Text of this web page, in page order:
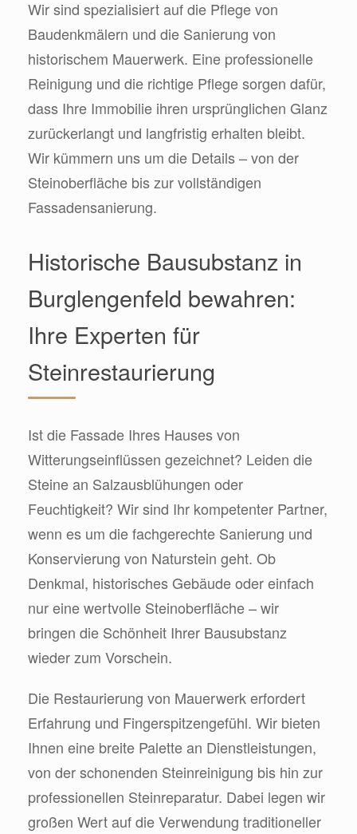
Wir sind spezialisiert auf die Pflege von
Baudenkmälern und die Sanierung von
historischem Mauerwerk. Eine professionelle
Reinigung und die richtige Pflege sorgen dafür,
dass Ihre Immobilie ihren ursprünglichen Glanz
zurückerlangt und langfristig erhalten bleibt.
Wir kümmern uns um die Details – von der
Steinoberfläche bis zur vollständigen
Fassadensanierung.
Historische Bausubstanz in
Burglengenfeld bewahren:
Ihre Experten für
Steinrestaurierung
Ist die Fassade Ihres Hauses von
Witterungseinflüssen gezeichnet? Leiden die
Steine an Salzausblühungen oder
Feuchtigkeit? Wir sind Ihr kompetenter Partner,
wenn es um die fachgerechte Sanierung und
Konservierung von Naturstein geht. Ob
Denkmal, historisches Gebäude oder einfach
nur eine wertvolle Steinoberfläche – wir
bringen die Schönheit Ihrer Bausubstanz
wieder zum Vorschein.
Die Restaurierung von Mauerwerk erfordert
Erfahrung und Fingerspitzengefühl. Wir bieten
Ihnen eine breite Palette an Dienstleistungen,
von der schonenden Steinreinigung bis hin zur
professionellen Steinreparatur. Dabei legen wir
großen Wert auf die Verwendung traditioneller